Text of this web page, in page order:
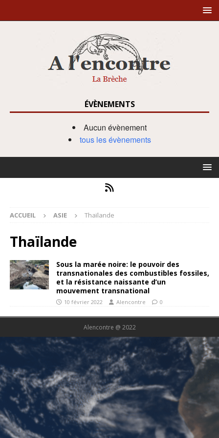
ÉVÈNEMENTS
Aucun évènement
tous les évènements
ACCUEIL ASIE Thaïlande
Thaïlande
Sous la marée noire: le pouvoir des
transnationales des combustibles fossiles,
et la résistance naissante d’un
mouvement transnational
10 février 2022 Alencontre 0
Alencontre @ 2022